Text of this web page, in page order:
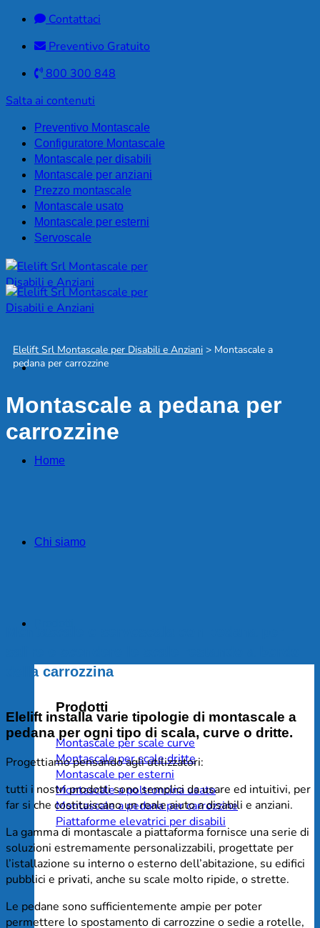
Contattaci
Preventivo Gratuito
800 300 848
Salta ai contenuti
Preventivo Montascale
Configuratore Montascale
Montascale per disabili
Montascale per anziani
Prezzo montascale
Montascale usato
Montascale per esterni
Servoscale
Home
Chi siamo
Prodotti
Montascale per scale curve
Montascale per scale dritte
Montascale per esterni
Montascale a poltroncina usato
Montascale a pedana per carrozzine
Piattaforme elevatrici per disabili
Elelift Srl Montascale per Disabili e Anziani > Montascale a
pedana per carrozzine
Montascale a pedana per
carrozzine
della carrozzina
Elelift installa varie tipologie di montascale a
pedana per ogni tipo di scala, curve o dritte.
Progettiamo pensando agli utilizzatori:
tutti i nostri prodotti sono semplici da usare ed intuitivi, per
far si che costituiscano un reale aiuto a disabili e anziani.
La gamma di montascale a piattaforma fornisce una serie di
soluzioni estremamente personalizzabili, progettate per
l’istallazione su interno o esterno dell’abitazione, su edifici
pubblici e privati, anche su scale molto ripide, o strette.
Le pedane sono sufficientemente ampie per poter
permettere lo spostamento di carrozzine o sedie a rotelle,